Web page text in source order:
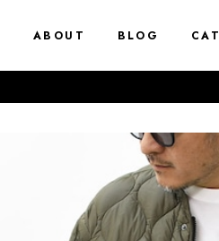
ABOUT BLOG